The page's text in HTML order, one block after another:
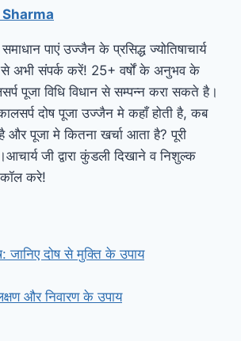
पाएं उज्जैन के प्रसिद्ध ज्योतिषाचार्य
से अभी संपर्क करें! 25+ वर्षों के अनुभव के
पूजा विधि विधान से सम्पन्न करा सकते है।
दोष पूजा उज्जैन मे कहाँ होती है, कब
और पूजा मे कितना खर्चा आता है? पूरी
जी द्वारा कुंडली दिखाने व निशुल्क
कॉल करे!
जानिए दोष से मुक्ति के उपाय
और निवारण के उपाय